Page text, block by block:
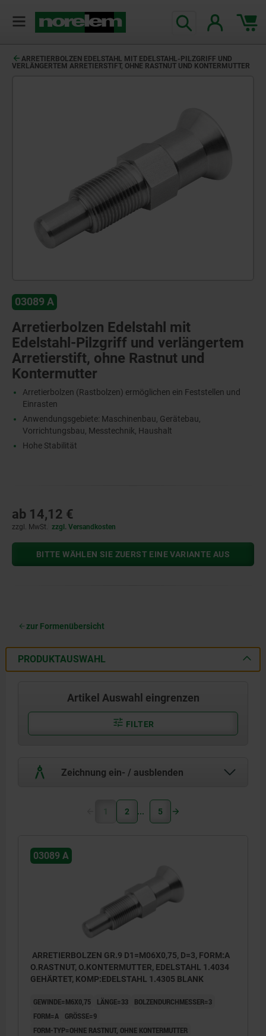
ARRETIERBOLZEN EDELSTAHL MIT EDELSTAHL-PILZGRIFF UND
VERLÄNGERTEM ARRETIERSTIFT, OHNE RASTNUT UND KONTERMUTTER
03089 A
Arretierbolzen Edelstahl mit
Edelstahl-Pilzgriff und verlängertem
Arretierstift, ohne Rastnut und
Kontermutter
Arretierbolzen (Rastbolzen) ermöglichen ein Feststellen und
Einrasten
Anwendungsgebiete: Maschinenbau, Gerätebau,
Vorrichtungsbau, Messtechnik, Haushalt
Hohe Stabilität
ab 14,12 €
zzgl. MwSt. zzgl. Versandkosten
BITTE WÄHLEN SIE ZUERST EINE VARIANTE AUS
zur Formenübersicht
PRODUKTAUSWAHL
Artikel Auswahl eingrenzen
FILTER
Zeichnung ein- / ausblenden
1 2 5
03089 A
ARRETIERBOLZEN GR.9 D1=M06X0,75, D=3, FORM:A
O.RASTNUT, O.KONTERMUTTER, EDELSTAHL 1.4034
GEHÄRTET, KOMP:EDELSTAHL 1.4305 BLANK
GEWINDE=M6X0,75 LÄNGE=33
BOLZENDURCHMESSER=3
FORM=A
GRÖSSE=9
FORM-TYP=OHNE RASTNUT, OHNE KONTERMUTTER